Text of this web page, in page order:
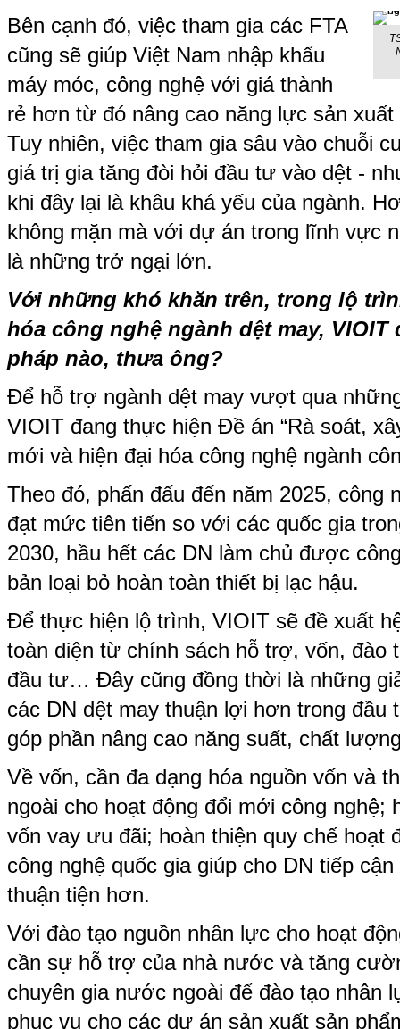
Bên cạnh đó, việc tham gia các FTA
cũng sẽ giúp Việt Nam nhập khẩu
máy móc, công nghệ với giá thành
rẻ hơn từ đó nâng cao năng lực sản xuất
Tuy nhiên, việc tham gia sâu vào chuỗi
giá trị gia tăng đòi hỏi đầu tư vào dệt -
khi đây lại là khâu khá yếu của ngành.
không mặn mà với dự án trong lĩnh vực
là những trở ngại lớn.
Với những khó khăn trên, trong lộ
hóa công nghệ ngành dệt may,
pháp nào, thưa ông?
Để hỗ trợ ngành dệt may vượt qua
VIOIT đang thực hiện Đề án “Rà soát,
mới và hiện đại hóa công nghệ ngành
Theo đó, phấn đấu đến năm 2025, công
đạt mức tiên tiến so với các quốc gia
2030, hầu hết các DN làm chủ được
bản loại bỏ hoàn toàn thiết bị lạc hậu.
Để thực hiện lộ trình, VIOIT sẽ đề xuất
toàn diện từ chính sách hỗ trợ, vốn, đào
đầu tư… Đây cũng đồng thời là những
các DN dệt may thuận lợi hơn trong đầu
góp phần nâng cao năng suất, chất
Về vốn, cần đa dạng hóa nguồn vốn và
ngoài cho hoạt động đổi mới công
vốn vay ưu đãi; hoàn thiện quy chế hoạt
công nghệ quốc gia giúp cho DN tiếp
thuận tiện hơn.
Với đào tạo nguồn nhân lực cho hoạt
cần sự hỗ trợ của nhà nước và tăng
chuyên gia nước ngoài để đào tạo nhân
phục vụ cho các dự án sản xuất sản